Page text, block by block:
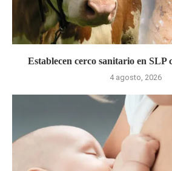
Establecen cerco sanitario en SLP
4 agosto, 2026